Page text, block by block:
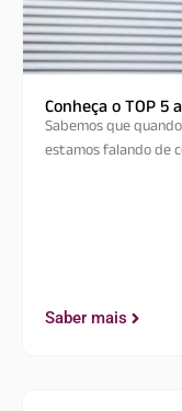
Conheça o TOP
Sabemos que
estamos falando de
Saber mais